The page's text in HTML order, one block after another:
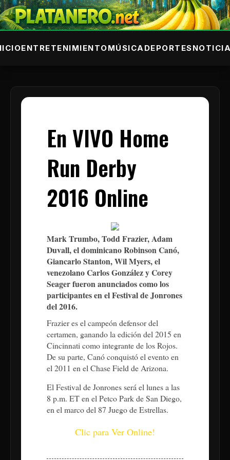
ENTRETENIMIENTOMÚSICADEPORTES
En VIVO Home
Run Derby
2016 Online
Mark Trumbo, Todd Frazier, Adam
Duvall, el dominicano Robinson Canó,
Giancarlo Stanton, Wil Myers, el
venezolano Carlos González y Corey
Seager fueron anunciados como los
participantes en el Festival de Jonrones
del 2016.
Frazier es el campeón defensor del
certamen, ganando la edición del 2015 en
Cincinnati como integrante de los Rojos.
De su parte, Canó conquistó el evento en
el 2011 en el Chase Field de Arizona.
El Festival de Jonrones será el lunes a las
8 p.m. ET en el Petco Park de San Diego,
en el marco del 87 Juego de Estrellas.
Clic para Ver Online!